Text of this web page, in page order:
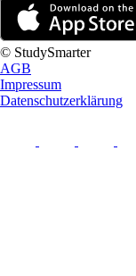
© StudySmarter
AGB
Impressum
Datenschutzerklärung